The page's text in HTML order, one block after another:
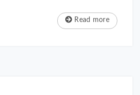
Read more